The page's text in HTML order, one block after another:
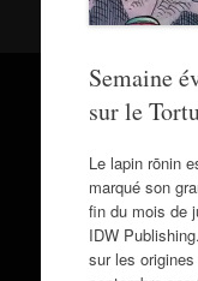
Semaine
sur le
Le lapin rōnin
marqué son
fin du mois de
IDW
sur les